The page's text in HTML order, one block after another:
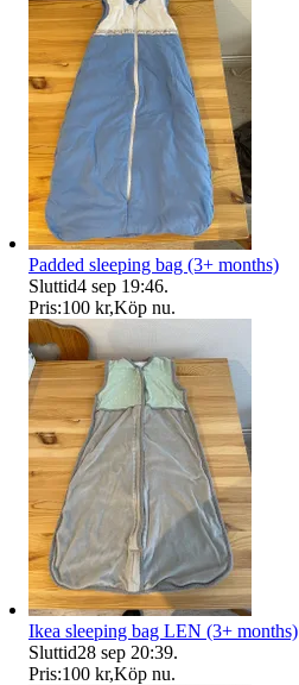
Padded sleeping bag (3+ months)
Sluttid4 sep 19:46.
Pris:100 kr,Köp nu.
Ikea sleeping bag LEN (3+ months)
Sluttid28 sep 20:39.
Pris:100 kr,Köp nu.